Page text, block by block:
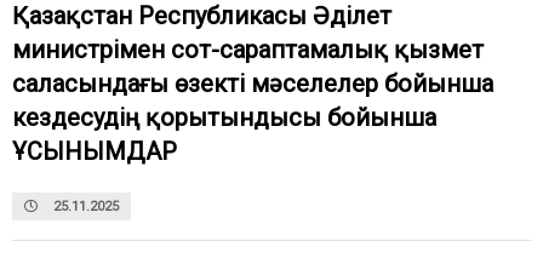
Қазақстан Республикасы Әділет
министрімен сот-сараптамалық қызмет
саласындағы өзекті мәселелер бойынша
кездесудің қорытындысы бойынша
ҰСЫНЫМДАР
25.11.2025